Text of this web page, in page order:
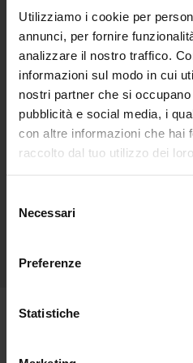
Utilizziamo i cookie per
annunci, per fornire
analizzare il nostro traffico.
informazioni sul modo in cui
nostri partner che si
pubblicità e social media, i
con altre informazioni che hai
raccolto dal tuo utilizzo dei
delNecessari
Preferenze
Statistiche
Spa brochure
APRI
Feuerstein Group brochure